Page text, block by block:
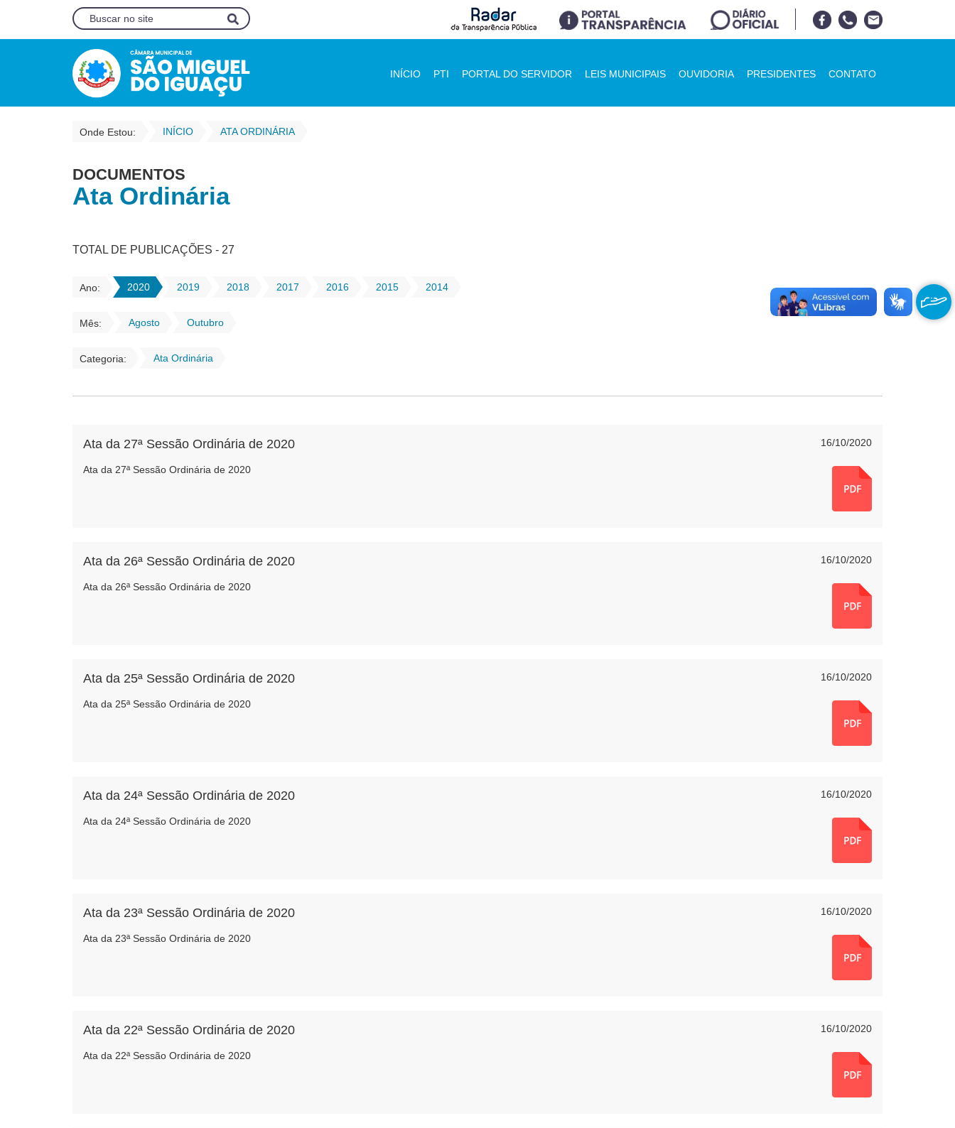
INÍCIO PTI PORTAL DO SERVIDOR LEIS MUNICIPAIS OUVIDORIA PRESIDENTES CONTATO
Onde Estou: INÍCIO ATA ORDINÁRIA
DOCUMENTOS
Ata Ordinária
TOTAL DE PUBLICAÇÕES - 27
Ano: 2020 2019 2018 2017 2016 2015 2014
Mês: Agosto Outubro
Categoria: Ata Ordinária
16/10/2020
Ata da 27ª Sessão Ordinária de 2020
Ata da 27ª Sessão Ordinária de 2020
16/10/2020
Ata da 26ª Sessão Ordinária de 2020
Ata da 26ª Sessão Ordinária de 2020
16/10/2020
Ata da 25ª Sessão Ordinária de 2020
Ata da 25ª Sessão Ordinária de 2020
16/10/2020
Ata da 24ª Sessão Ordinária de 2020
Ata da 24ª Sessão Ordinária de 2020
16/10/2020
Ata da 23ª Sessão Ordinária de 2020
Ata da 23ª Sessão Ordinária de 2020
16/10/2020
Ata da 22ª Sessão Ordinária de 2020
Ata da 22ª Sessão Ordinária de 2020